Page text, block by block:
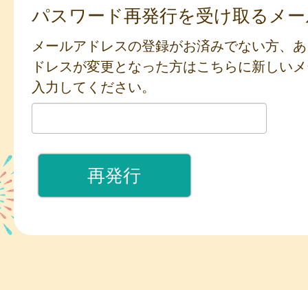
パスワード再発行を受け取るメ
メールアドレスの登録がお済みでない方、
ドレスが変更となった方はこちらに新しい
入力してください。